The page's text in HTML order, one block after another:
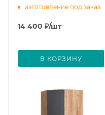
изготовление под заказ
14 400 ₽/шт
В КОРЗИНУ